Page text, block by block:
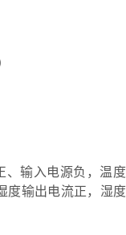
、输入电源负，温度
度输出电流正，湿度